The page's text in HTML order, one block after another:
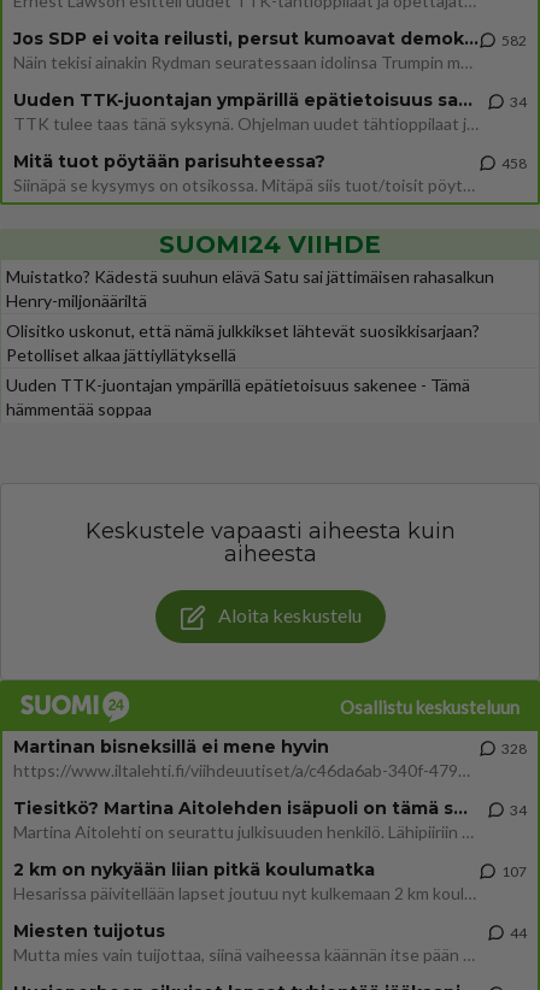
Jos SDP ei voita reilusti, persut kumoavat demokratian Suomesta
Näin tekisi ainakin Rydman seuratessaan idolinsa Trumpin mallia https://www.is.fi/politiikka/art-2000012187244.html
582
Uuden TTK-juontajan ympärillä epätietoisuus sakenee - Nyt MTV hämmentää soppaa
TTK tulee taas tänä syksynä. Ohjelman uudet tähtioppilaat julkistetaan torstaina 6. elokuuta klo 14 alkavassa lehdistö
34
Mitä tuot pöytään parisuhteessa?
Siinäpä se kysymys on otsikossa. Mitäpä siis tuot/toisit pöytään parisuhteessa? Oletko mies vai nainen? Koetko sen mitä
458
SUOMI24 VIIHDE
Muistatko? Kädestä suuhun elävä Satu sai jättimäisen rahasalkun
Henry-miljonääriltä
Olisitko uskonut, että nämä julkkikset lähtevät suosikkisarjaan?
Petolliset alkaa jättiyllätyksellä
Uuden TTK-juontajan ympärillä epätietoisuus sakenee - Tämä
hämmentää soppaa
Keskustele vapaasti aiheesta kuin
aiheesta
Aloita keskustelu
Osallistu keskusteluun
Martinan bisneksillä ei mene hyvin
https://www.iltalehti.fi/viihdeuutiset/a/c46da6ab-340f-4790-aaa7-0865eed2336 Yrityksen konkurssihakemus on tullut kärä
328
Tiesitkö? Martina Aitolehden isäpuoli on tämä suosittu laulaja
Martina Aitolehti on seurattu julkisuuden henkilö. Lähipiiriin mahtuu muitakin tunnettuja henkilöitä. Tiesitkö, että Ma
34
2 km on nykyään liian pitkä koulumatka
Hesarissa päivitellään lapset joutuu nyt kulkemaan 2 km kouluun jösses. Ruostefillarilla tuo matka menee vaikka miten äk
107
Miesten tuijotus
Mutta mies vain tuijottaa, siinä vaiheessa käännän itse pään pois. Mikä juttu? Yleensä jos joku tuijottaa tai katsoo, hä
44